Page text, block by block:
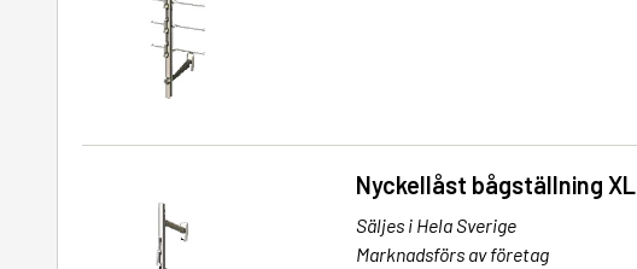
Nyckellåst bågställning XL
Säljes i Hela Sverige
Marknadsförs av företag